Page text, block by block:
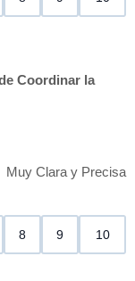
Coordinar la
Muy Clara y Precisa
8 9 10